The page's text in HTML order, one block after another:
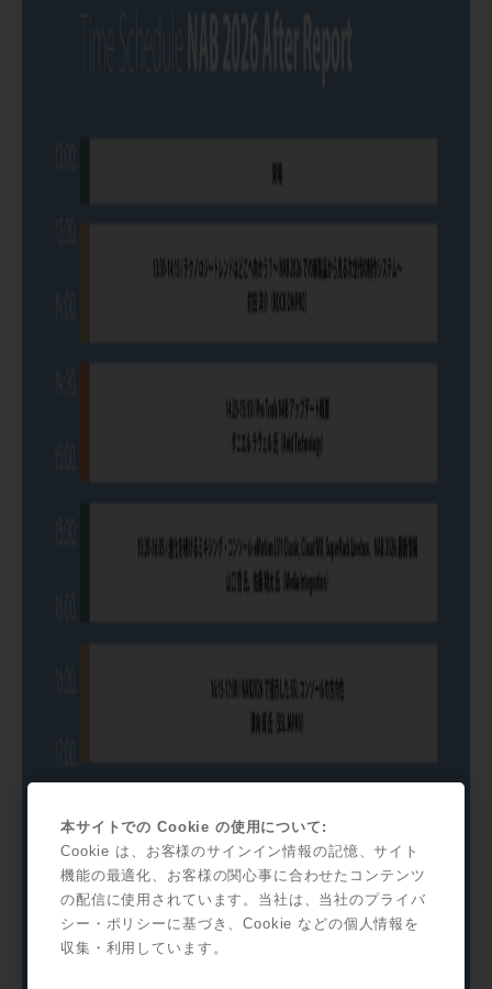
本サイトでの Cookie の使用について:
Cookie は、お客様のサインイン情報の記憶、サイト
機能の最適化、お客様の関心事に合わせたコンテンツ
の配信に使用されています。当社は、当社のプライバ
シー・ポリシーに基づき、Cookie などの個人情報を
収集・利用しています。